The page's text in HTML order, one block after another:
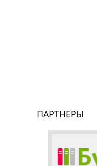
ПАРТНЕРЫ